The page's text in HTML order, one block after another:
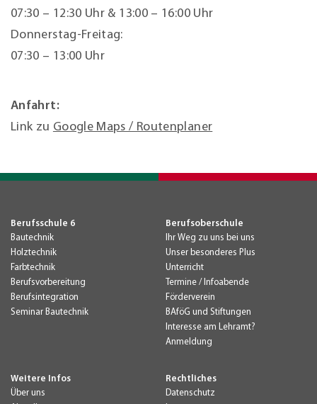
07:30 – 12:30 Uhr & 13:00 – 16:00 Uhr
Donnerstag-Freitag:
07:30 – 13:00 Uhr
Anfahrt:
Link zu Google Maps / Routenplaner
Berufsschule 6
Bautechnik
Holztechnik
Farbtechnik
Berufsvorbereitung
Berufsintegration
Seminar Bautechnik
Berufsoberschule
Ihr Weg zu uns bei uns
Unser besonderes Plus
Unterricht
Termine / Infoabende
Förderverein
BAföG und Stiftungen
Interesse am Lehramt?
Anmeldung
Weitere Infos
Über uns
Rechtliches
Datenschutz